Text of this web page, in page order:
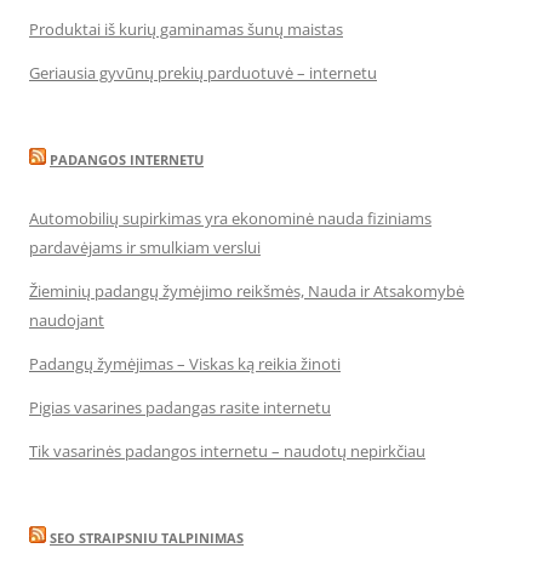
Produktai iš kurių gaminamas šunų maistas
Geriausia gyvūnų prekių parduotuvė – internetu
PADANGOS INTERNETU
Automobilių supirkimas yra ekonominė nauda fiziniams
pardavėjams ir smulkiam verslui
Žieminių padangų žymėjimo reikšmės, Nauda ir Atsakomybė
naudojant
Padangų žymėjimas – Viskas ką reikia žinoti
Pigias vasarines padangas rasite internetu
Tik vasarinės padangos internetu – naudotų nepirkčiau
SEO STRAIPSNIU TALPINIMAS